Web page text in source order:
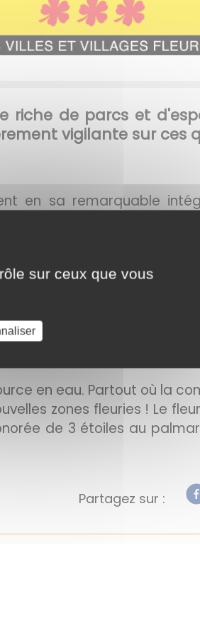
riche de parcs et
vigilante sur ces
en sa remarquable
les collines environnantes
des chemins de
faire un effort particulier
et peu valorisants
en eau. Partout où la
zones fleuries ! Le
de 3 étoiles au
Partagez sur :
sur ceux que vous